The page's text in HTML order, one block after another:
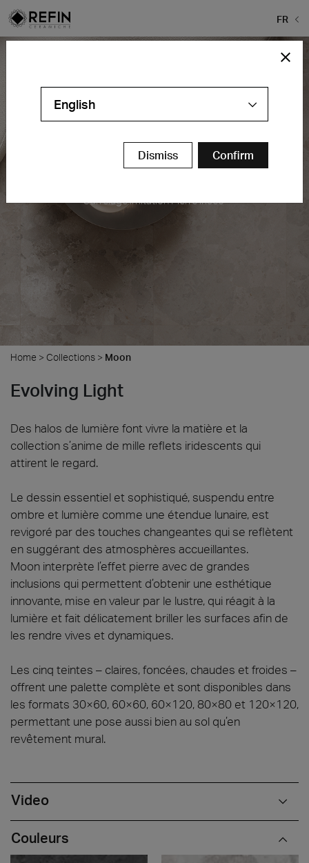
FR
Carrelage imitation Pierre irisée
Home > Collections > Moon
Evolving Light
Des halos de lumière font vivre la matière et la
collection s’anime de mille reflets iridescents qui
attirent le regard.
Le dessin essentiel et sophistiqué, suspendu entre
ombre et lumière comme une étendue lunaire, est
revigoré par des touches changeantes qui se reflètent
en suggérant des atmosphères accueillantes.
Moon interprète l’effet pierre avec de grandes
inclusions qui permettent d’obtenir une esthétique
innovante, mise en valeur par le lustre, qui réagit à la
lumière et fait délicatement briller les surfaces afin de
les rendre vives et dynamiques.
Les cinq teintes – claires, foncées, chaudes et froides –
offrent une palette complète et sont disponibles dans
les formats 30×60, 60×60, 60×120, 80×80 et 120×120,
permettant une pose aussi bien au sol qu’en
revêtement mural.
Video
Couleurs
English
Dismiss Confirm